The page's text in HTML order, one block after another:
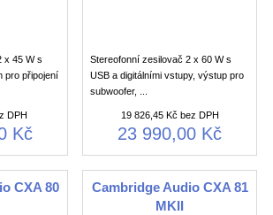
x 45 W s
pro připojení
DPH
Kč
Stereofonní zesilovač 2 x 60 W s
USB a digitálními vstupy, výstup pro
subwoofer, ...
19 826,45 Kč bez DPH
23 990,00 Kč
CXA 80
Cambridge Audio CXA 81
MKII